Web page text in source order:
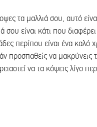
τα μαλλιά σου, αυτό
είναι κάτι που
περίπου είναι ένα καλό
προσπαθείς να μακρύνεις
να τα κόψεις λίγο